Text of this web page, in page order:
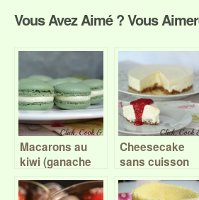
Vous Avez Aimé ? Vous
Macarons au
kiwi (ganache
montée) – Battle
Food #41
Cheesecake
sans cuisson